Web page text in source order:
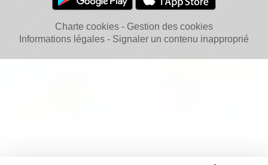
Charte cookies
Gestion des cookies
Informations légales
Signaler un contenu inapproprié